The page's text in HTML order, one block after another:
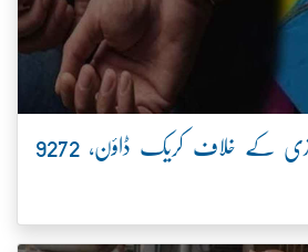
پنجاب میں پتنگ بازی کے خلاف کریک ڈاؤن، 9272